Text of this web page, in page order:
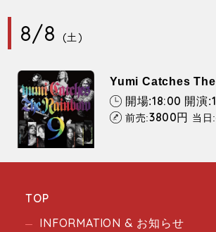
8/8 (土)
Yumi Catches
開場:18:00 開演:
前売:3800円 当日:
TOP
INFORMATION & お知らせ